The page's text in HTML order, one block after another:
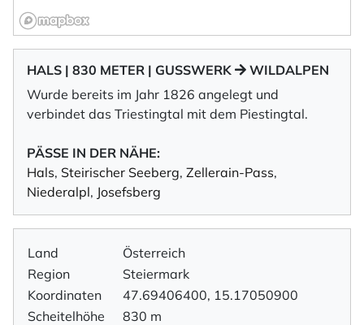
HALS | 830 METER | GUSSWERK
WILDALPEN
Wurde bereits im Jahr 1826 angelegt und
verbindet das Triestingtal mit dem Piestingtal.
PÄSSE IN DER NÄHE:
Hals, Steirischer Seeberg, Zellerain-Pass,
Niederalpl, Josefsberg
Land
Österreich
Region
Steiermark
Koordinaten
47.69406400, 15.17050900
Scheitelhöhe
830 m